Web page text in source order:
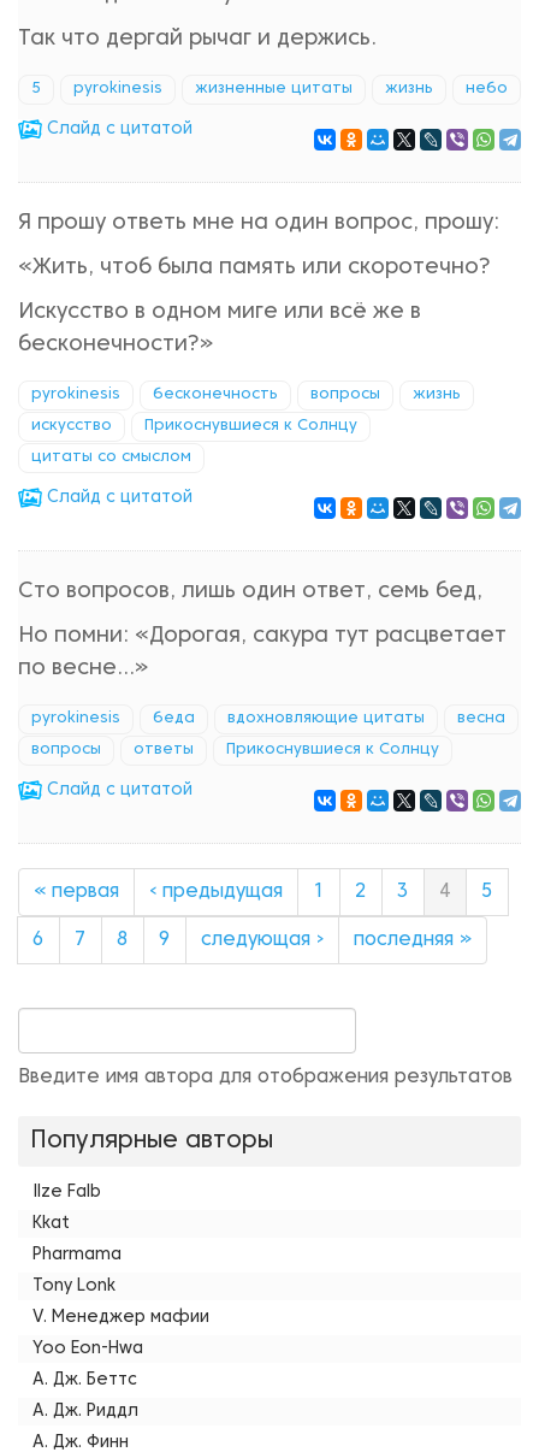
Так что дергай рычаг и держись.
5 pyrokinesis жизненные цитаты жизнь небо
Cлайд с цитатой
Я прошу ответь мне на один вопрос, прошу:
«Жить, чтоб была память или скоротечно?
Искусство в одном миге или всё же в
бесконечности?»
pyrokinesis бесконечность вопросы жизнь
искусство Прикоснувшиеся к Солнцу
цитаты со смыслом
Cлайд с цитатой
Сто вопросов, лишь один ответ, семь бед,
Но помни: «Дорогая, сакура тут расцветает
по весне...»
pyrokinesis беда вдохновляющие цитаты весна
вопросы ответы Прикоснувшиеся к Солнцу
Cлайд с цитатой
« первая ‹ предыдущая 2 3 4 5
6 7 8 9 следующая › последняя »
Введите имя автора для отображения результатов
Популярные авторы
Ilze Falb
Kkat
Pharmama
Tony Lonk
V. Менеджер мафии
Yoo Eon-Hwa
А. Дж. Беттс
А. Дж. Риддл
А. Дж. Финн